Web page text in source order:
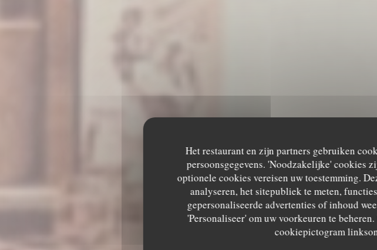
Het restaurant en zijn partners gebruiken
persoonsgegevens. 'Noodzakelijke' cookies
optionele cookies vereisen uw toestemming.
analyseren, het sitepubliek te meten,
gepersonaliseerde advertenties of inhoud
'Personaliseer' om uw voorkeuren te
cookiepictogram
• LA